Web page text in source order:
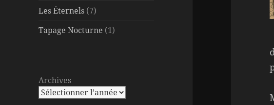
Les Éternels (7)
Tapage Nocturne (1)
Archives